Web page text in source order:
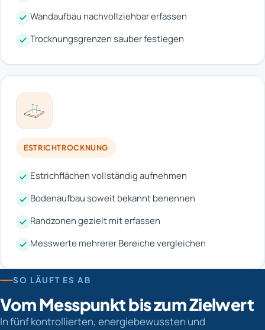
Wandaufbau nachvollziehbar erfassen
Trocknungsgrenzen sauber festlegen
ESTRICHTROCKNUNG
Estrichflächen vollständig aufnehmen
Bodenaufbau soweit bekannt benennen
Randzonen gezielt mit erfassen
Messwerte mehrerer Bereiche vergleichen
SO LÄUFT ES AB
Vom Messpunkt bis zum Zielwert
In fünf kontrollierten, energiebewussten und